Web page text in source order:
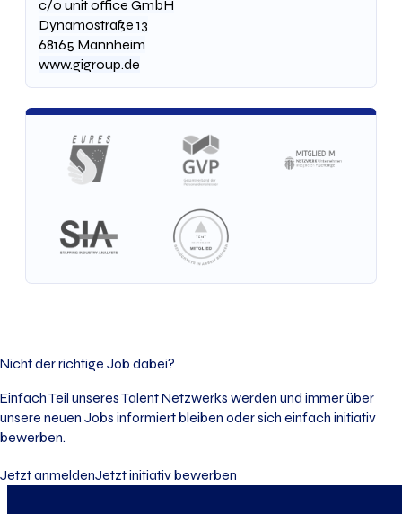
c/o unit office GmbH
Dynamostraße 13
68165 Mannheim
www.gigroup.de
Nicht der richtige Job dabei?
Einfach Teil unseres Talent Netzwerks werden und immer über
unsere neuen Jobs informiert bleiben oder sich einfach initiativ
bewerben.
Jetzt anmeldenJetzt initiativ bewerben